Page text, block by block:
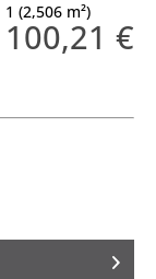
1 (2,506 m²)
100,21 €